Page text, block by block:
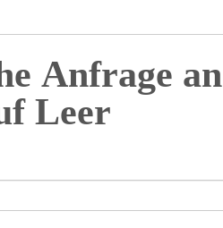
Anfrage an
Leer